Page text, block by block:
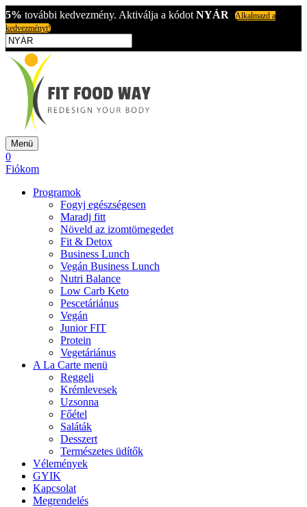
5% további kedvezmény. Aktiválja a kódot NYÁR
Alkalmazd a
kedvezményt!
Menü
0
Fiókom
Programok
Fogyj egészségesen
Maradj fitt
Növeld az izomtömegedet
Fit & Detox
Business Lunch
Vegán Business Lunch
Nutri Balance
Low Carb Keto
Pescetáriánus
Vegán
Junior FIT
Protein
Vegetáriánus
A La Carte menü
Reggeli
Krémlevesek
Uzsonna
Főétel
Saláták
Desszert
Természetes üdítők
Vélemények
GYIK
Kapcsolat
Megrendelés